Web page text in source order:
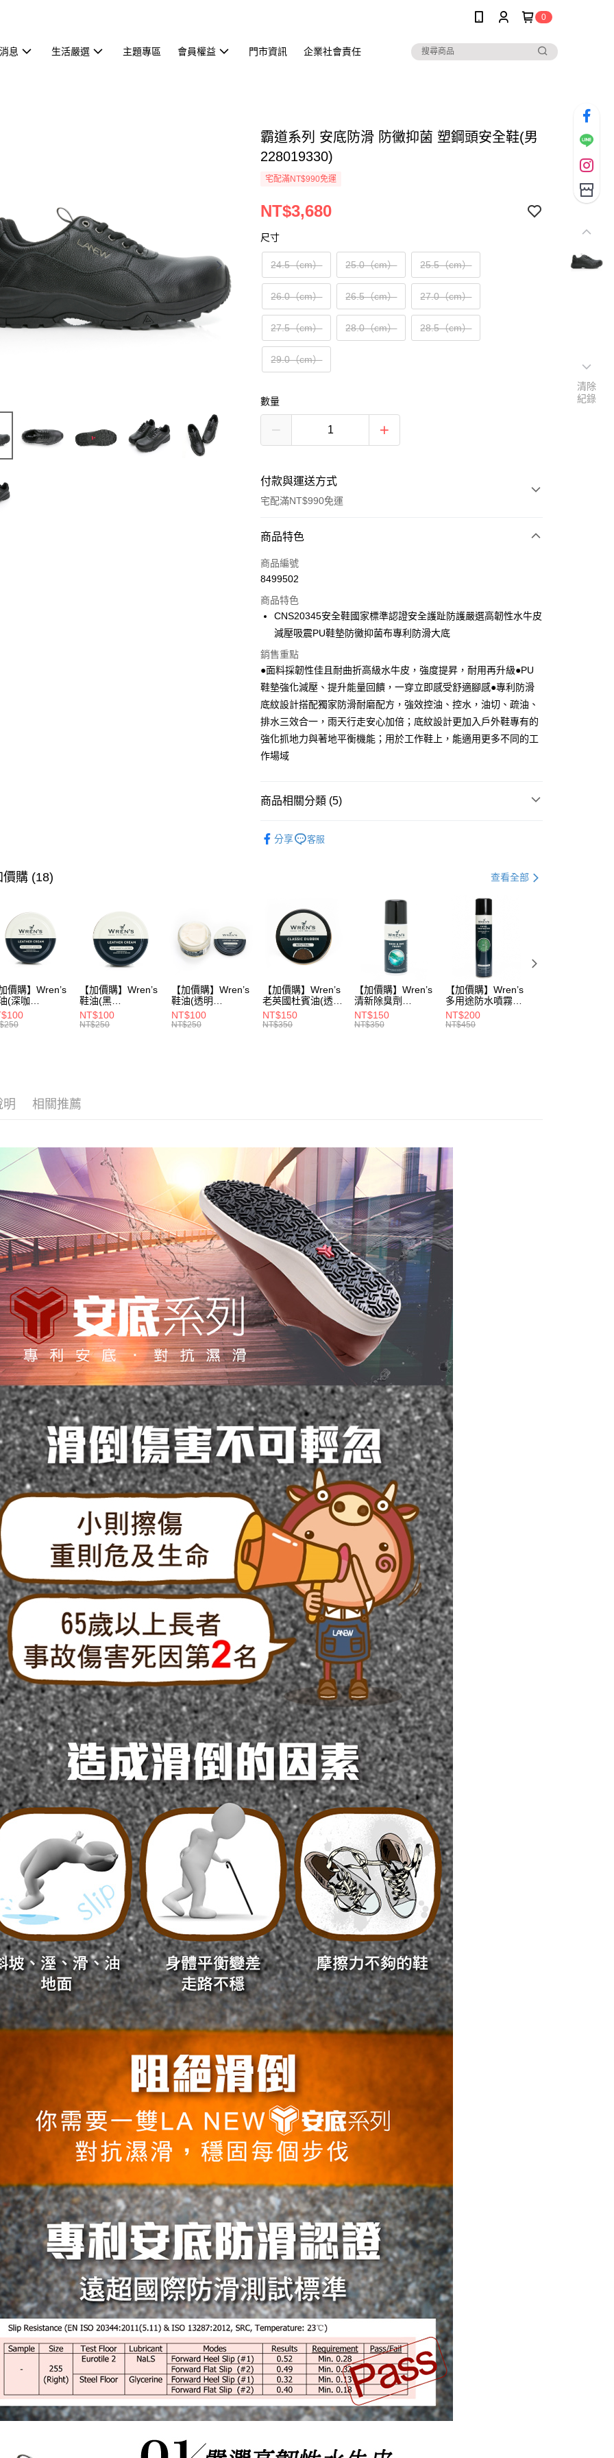
0
息 生活嚴選 主題專區 會員權益 門市資訊 企業社會責任
霸道系列 安底防滑 防黴抑菌 塑鋼頭安全鞋(男
228019330)
宅配滿NT$990免運
NT$3,680
尺寸
24.5（cm） 25.0（cm） 25.5（cm）
26.0（cm） 26.5（cm） 27.0（cm）
27.5（cm） 28.0（cm） 28.5（cm）
29.0（cm）
數量
付款與運送方式
宅配滿NT$990免運
付款方式
信用卡一次付款
Apple Pay
悠遊付
Google Pay
全盈+PAY
運送方式
每筆NT$80，滿NT$990(含以上)免運費
每筆NT$80，滿NT$699(含以上)免運費
商品特色
商品編號
8499502
商品特色
CNS20345安全鞋國家標準認證安全護趾防護嚴選高韌性水牛皮
減壓吸震PU鞋墊防黴抑菌布專利防滑大底
銷售重點
●面料採韌性佳且耐曲折高級水牛皮，強度提昇，耐用再升級●PU
鞋墊強化減壓、提升能量回饋，一穿立即感受舒適腳感●專利防滑
底紋設計搭配獨家防滑耐磨配方，強效控油、控水，油切、疏油、
排水三效合一，雨天行走安心加倍；底紋設計更加入戶外鞋專有的
強化抓地力與著地平衡機能；用於工作鞋上，能適用更多不同的工
作場域
商品相關分類 (5)
▶ 優惠活動
▌8/16前『店長推薦暢銷專區』滿1雙88折 滿2雙77
分享 客服
價購 (18) 查看全部
價購】Wren’s
(深咖
【加價購】Wren’s
鞋油(黑
289105130)
NT$100
NT$250
【加價購】Wren’s
鞋油(透明
289105140)
NT$100
NT$250
【加價購】Wren’s
老英國杜賓油(透明
289105440)
NT$150
NT$350
【加價購】Wren’s
清新除臭劑
(289105540)
NT$150
NT$350
【加價購】Wren’s
多用途防水噴霧
(289105640)
NT$200
NT$450
明 相關推薦
清除
紀錄